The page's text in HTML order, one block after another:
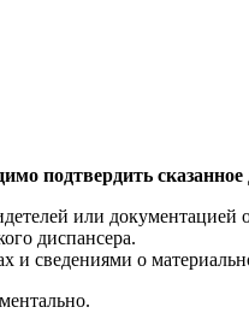
подтвердить сказанное
или
диспансера.
и сведениями о